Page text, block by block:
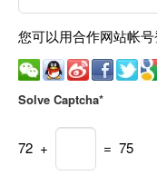
您可以用合作网站帐
Solve Captcha*
72 + = 75